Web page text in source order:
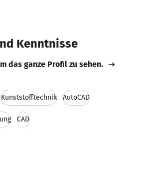
Kenntnisse
das ganze Profil zu sehen.
Kunststofftechnik AutoCAD
CAD